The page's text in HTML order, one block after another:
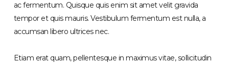
ac fermentum. Quisque quis enim sit amet velit gravida
tempor et quis mauris. Vestibulum fermentum est nulla, a
accumsan libero ultrices nec.
Etiam erat quam, pellentesque in maximus vitae, sollicitudin